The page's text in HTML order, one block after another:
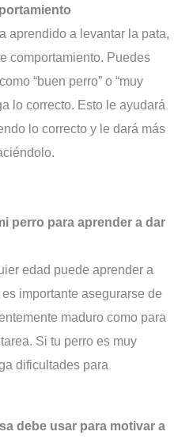
aprendido a levantar la pata,
comportamiento. Puedes
“buen perro” o “muy
lo correcto. Esto le ayudará
lo correcto y le dará más
perro para aprender a dar
edad puede aprender a
importante asegurarse de
maduro como para
Si tu perro es muy
dificultades para
debe usar para motivar a